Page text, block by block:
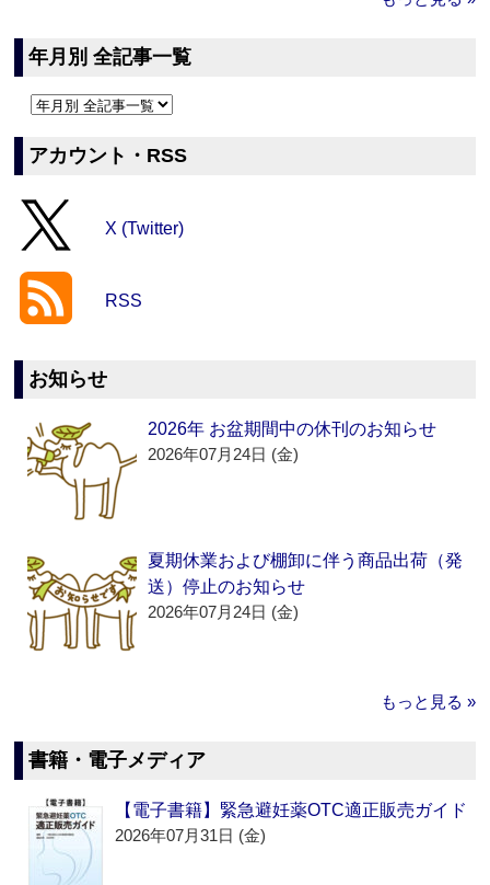
年月別 全記事一覧
アカウント・RSS
X (Twitter)
RSS
お知らせ
2026年 お盆期間中の休刊のお知らせ
2026年07月24日 (金)
夏期休業および棚卸に伴う商品出荷（発
送）停止のお知らせ
2026年07月24日 (金)
もっと見る »
書籍・電子メディア
【電子書籍】緊急避妊薬OTC適正販売ガイド
2026年07月31日 (金)